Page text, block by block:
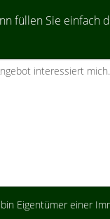
füllen Sie einfach
Eigentümer einer